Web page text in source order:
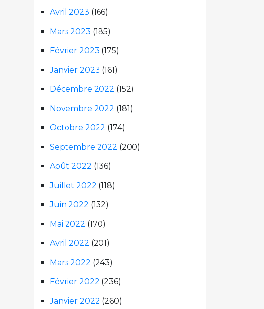
Avril 2023 (166)
Mars 2023 (185)
Février 2023 (175)
Janvier 2023 (161)
Décembre 2022 (152)
Novembre 2022 (181)
Octobre 2022 (174)
Septembre 2022 (200)
Août 2022 (136)
Juillet 2022 (118)
Juin 2022 (132)
Mai 2022 (170)
Avril 2022 (201)
Mars 2022 (243)
Février 2022 (236)
Janvier 2022 (260)